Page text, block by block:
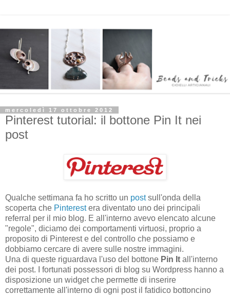
mercoledì 17 ottobre 2012
Pinterest tutorial: il bottone Pin It nei
post
Qualche settimana fa ho scritto un postsull'onda della
scoperta che Pinterestera diventato uno dei principali
referral per il mio blog. E all'interno avevo elencato alcune
"regole", diciamo dei comportamenti virtuosi, proprio a
proposito di Pinterest e del controllo che possiamo e
dobbiamo cercare di avere sulle nostre immagini.
Una di queste riguardava l'uso del bottone Pin It all'interno
dei post. I fortunati possessori di blog su Wordpress hanno a
disposizione un widget che permette di inserire
correttamente all'interno di ogni post il fatidico bottoncino